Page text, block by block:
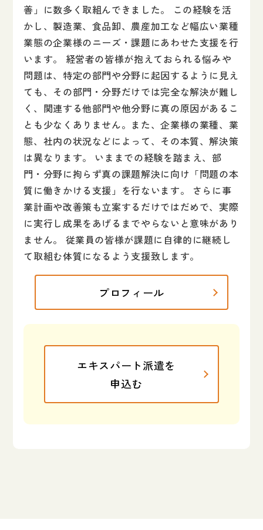
善」に数多く取組んできました。 この経験を活
かし、製造業、食品卸、農産加工など幅広い業種
業態の企業様のニーズ・課題にあわせた支援を行
います。 経営者の皆様が抱えておられる悩みや
問題は、特定の部門や分野に起因するように見え
ても、その部門・分野だけでは完全な解決が難し
く、関連する他部門や他分野に真の原因があるこ
とも少なくありません。また、企業様の業種、業
態、社内の状況などによって、その本質、解決策
は異なります。 いままでの経験を踏まえ、部
門・分野に拘らず真の課題解決に向け「問題の本
質に働きかける支援」を行ないます。 さらに事
業計画や改善策も立案するだけではだめで、実際
に実行し成果をあげるまでやらないと意味があり
ません。 従業員の皆様が課題に自律的に継続し
て取組む体質になるよう支援致します。
プロフィール
エキスパート派遣を
申込む